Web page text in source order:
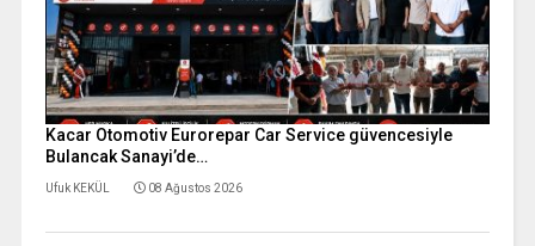
Kacar Otomotiv Eurorepar Car Service güvencesiyle
Bulancak Sanayi’de…
Ufuk KEKÜL 08 Ağustos 2026